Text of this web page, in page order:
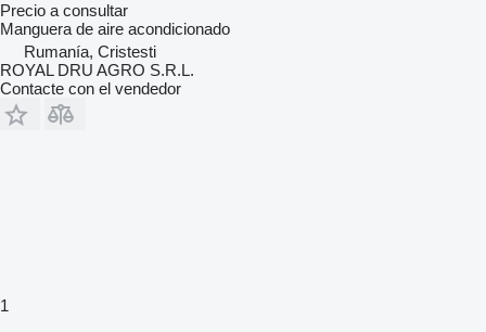
Precio a consultar
Manguera de aire acondicionado
Rumanía, Cristesti
ROYAL DRU AGRO S.R.L.
Contacte con el vendedor
1